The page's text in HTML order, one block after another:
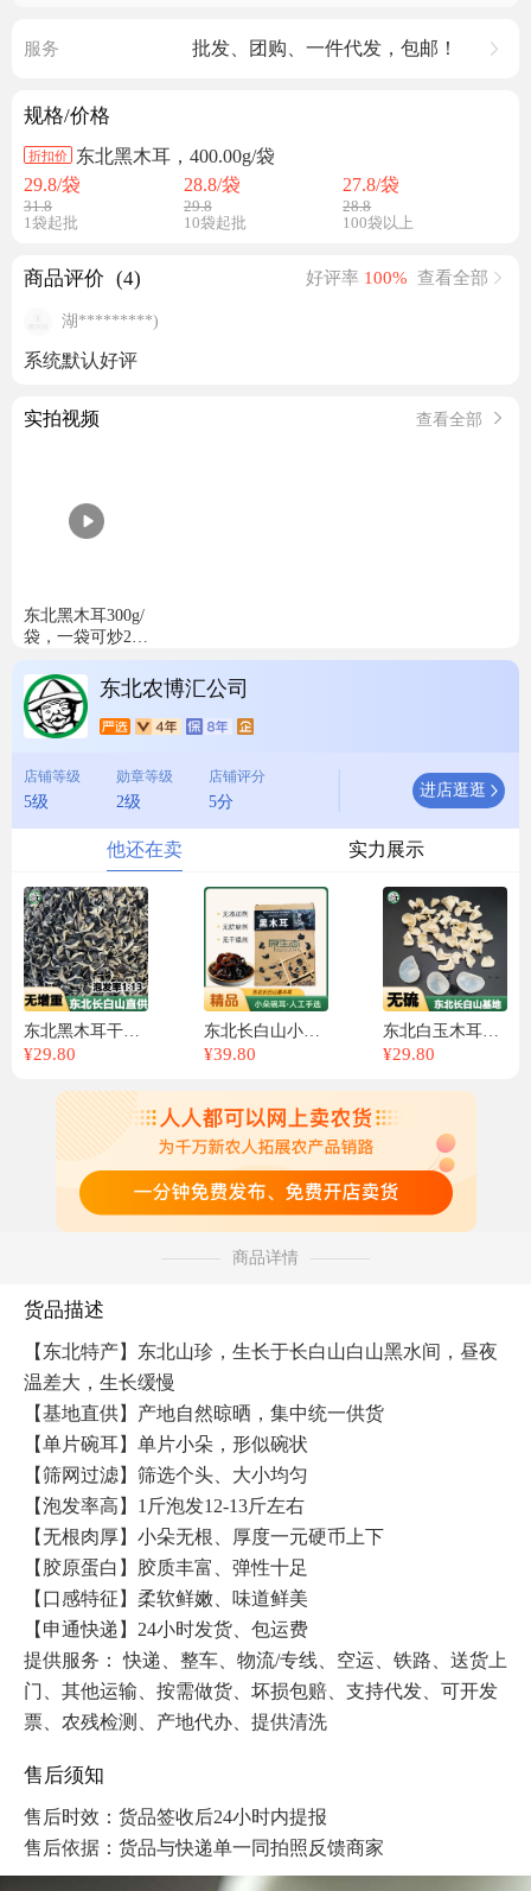
服务 批发、团购、一件代发，包邮！
规格/价格
折扣价
东北黑木耳，400.00g/袋
29.8/袋
31.8
1袋起批
28.8/袋
29.8
10袋起批
27.8/袋
28.8
100袋以上
商品评价 (4) 好评率 100% 查看全部
湖*********)
系统默认好评
实拍视频 查看全部
东北黑木耳300g/
袋，一袋可炒20
东北农博汇公司
店铺等级
5级
勋章等级
2级
店铺评分
5分
进店逛逛
他还在卖 实力展示
¥29.80
东北长白山小碗耳干货500g精品黑木耳椴木头茬秋木耳肉厚无根
¥39.80 ¥29.80
商品详情
货品描述
【东北特产】东北山珍，生长于长白山白山黑水间，昼夜
温差大，生长缓慢
【基地直供】产地自然晾晒，集中统一供货
【单片碗耳】单片小朵，形似碗状
【筛网过滤】筛选个头、大小均匀
【泡发率高】1斤泡发12-13斤左右
【无根肉厚】小朵无根、厚度一元硬币上下
【胶原蛋白】胶质丰富、弹性十足
【口感特征】柔软鲜嫩、味道鲜美
【申通快递】24小时发货、包运费
提供服务： 快递、整车、物流/专线、空运、铁路、送货上
门、其他运输、按需做货、坏损包赔、支持代发、可开发
票、农残检测、产地代办、提供清洗
售后须知
售后时效：货品签收后24小时内提报
售后依据：货品与快递单一同拍照反馈商家